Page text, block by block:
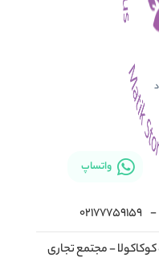
واتساپ
-
02177759159
کوکاکولا - مجتمع تجاری